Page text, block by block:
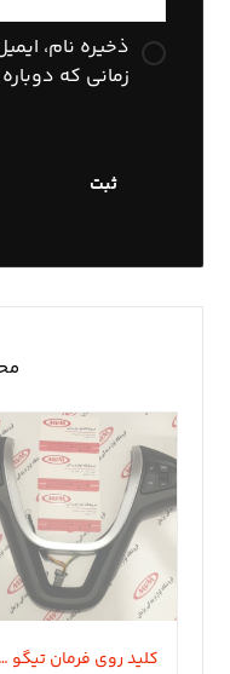
ذخیره نام،
زمانی که
کلید روی فرمان تیگو 5 قدیم